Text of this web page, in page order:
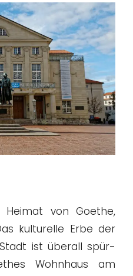
Heimat von Goethe,
kulturelle Erbe der
ist überall spür-
Wohnhaus am